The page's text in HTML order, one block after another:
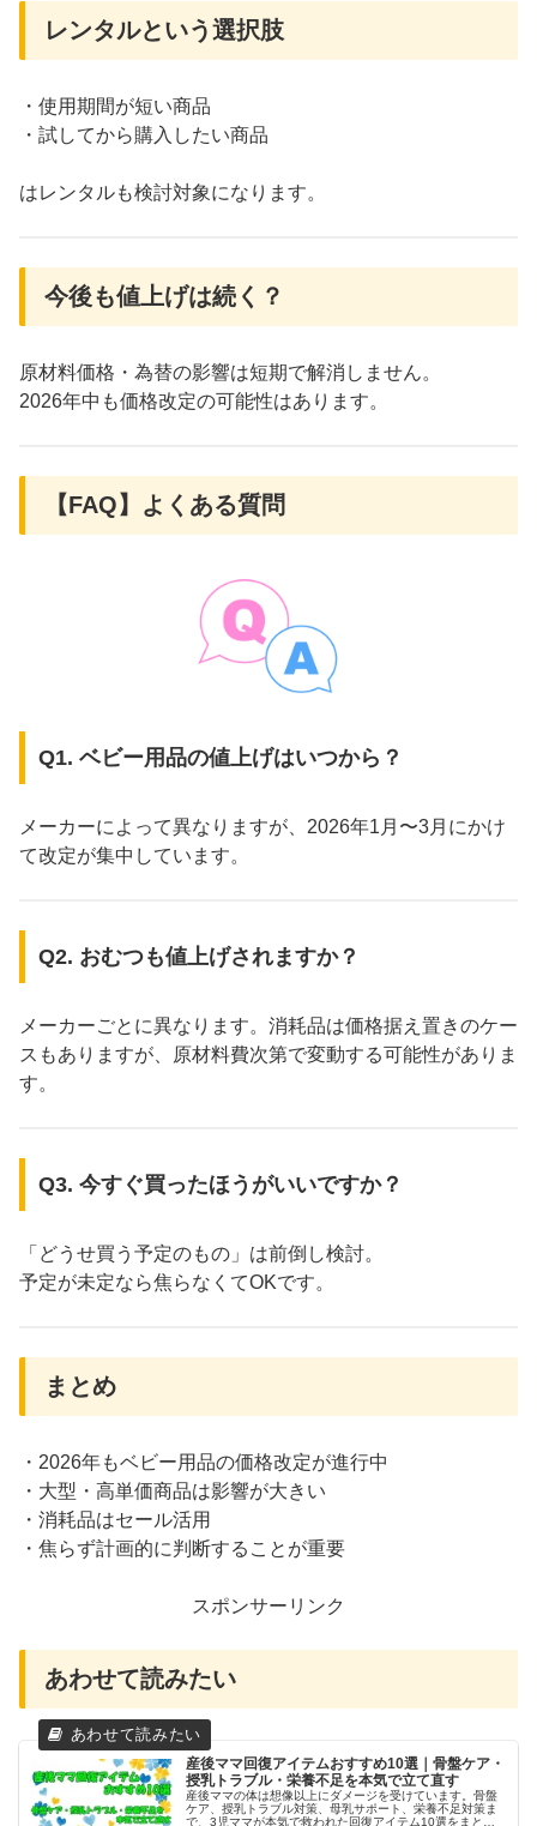
レンタルという選択肢
・使用期間が短い商品
・試してから購入したい商品
はレンタルも検討対象になります。
今後も値上げは続く？
原材料価格・為替の影響は短期で解消しません。
2026年中も価格改定の可能性はあります。
【FAQ】よくある質問
Q1. ベビー用品の値上げはいつから？
メーカーによって異なりますが、2026年1月〜3月にかけ
て改定が集中しています。
Q2. おむつも値上げされますか？
メーカーごとに異なります。消耗品は価格据え置きのケー
スもありますが、原材料費次第で変動する可能性がありま
す。
Q3. 今すぐ買ったほうがいいですか？
「どうせ買う予定のもの」は前倒し検討。
予定が未定なら焦らなくてOKです。
まとめ
・2026年もベビー用品の価格改定が進行中
・大型・高単価商品は影響が大きい
・消耗品はセール活用
・焦らず計画的に判断することが重要
スポンサーリンク
あわせて読みたい
産後ママ回復アイテムおすすめ10選｜骨盤ケア・
授乳トラブル・栄養不足を本気で立て直す
産後ママの体は想像以上にダメージを受けています。骨盤
ケア、授乳トラブル対策、母乳サポート、栄養不足対策ま
で、3児ママが本気で救われた回復アイテム10選をまとめ